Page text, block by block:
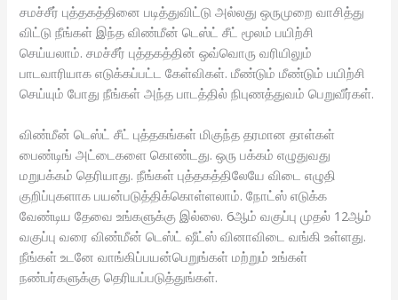
சமச்சீர் புத்தகத்தினை படித்துவிட்டு அல்லது ஒருமுறை வாசித்து
விட்டு நீங்கள் இந்த விண்மீன் டெஸ்ட் சீட் மூலம் பயிற்சி
செய்யலாம். சமச்சீர் புத்தகத்தின் ஒவ்வொரு வரியிலும்
பாடவாரியாக எடுக்கப்பட்ட கேள்விகள். மீண்டும் மீண்டும் பயிற்சி
செய்யும் போது நீங்கள் அந்த பாடத்தில் நிபுணத்துவம் பெறுவீர்கள்.
விண்மீன் டெஸ்ட் சீட் புத்தகங்கள் மிகுந்த தரமான தாள்கள்
பைண்டிங் அட்டைகளை கொண்டது. ஒரு பக்கம் எழுதுவது
மறுபக்கம் தெரியாது. நீங்கள் புத்தகத்திலேயே விடை எழுதி
குறிப்புகளாக பயன்படுத்திக்கொள்ளலாம். நோட்ஸ் எடுக்க
வேண்டிய தேவை உங்களுக்கு இல்லை. 6ஆம் வகுப்பு முதல் 12ஆம்
வகுப்பு வரை விண்மீன் டெஸ்ட் ஷீட்ஸ் வினாவிடை வங்கி உள்ளது.
நீங்கள் உடனே வாங்கிப்பயன்பெறுங்கள் மற்றும் உங்கள்
நண்பர்களுக்கு தெரியப்படுத்துங்கள்.